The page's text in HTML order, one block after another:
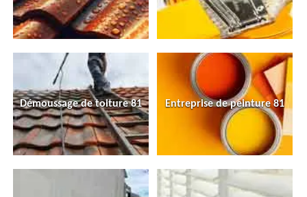
Démoussage de toiture 81 Entreprise de peinture 81